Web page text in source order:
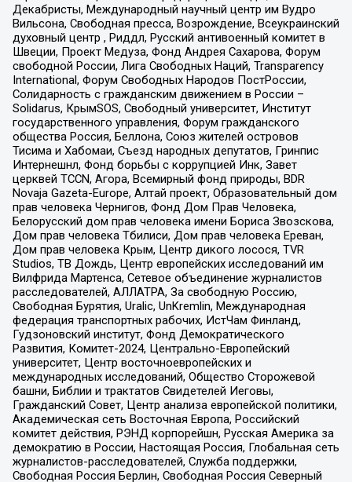
Декабристы, Международный научный центр им Вудро
Вильсона, Свободная пресса, Возрождение, Всеукраинский
духовный центр , Риддл, Русский антивоенный комитет в
Швеции, Проект Медуза, Фонд Андрея Сахарова, Форум
свободной России, Лига Свободных Наций, Transparеncy
International, Форум Свободных Народов ПостРоссии,
Солидарность с гражданским движением в России –
Solidarus, КрымSOS, Свободный университет, Институт
государственного управления, Форум гражданского
общества Россия, Беллона, Союз жителей островов
Тисима и Хабомаи, Съезд народных депутатов, Гринпис
Интернешнл, Фонд борьбы с коррупцией Инк, Завет
церквей TCCN, Агора, Всемирный фонд природы, BDR
Novaja Gazeta-Europe, Алтай проект, Образовательный дом
прав человека Чернигов, Фонд Дом Прав Человека,
Белорусский дом прав человека имени Бориса Звозскова,
Дом прав человека Тбилиси, Дом прав человека Ереван,
Дом прав человека Крым, Центр дикого лосося, TVR
Studios, ТВ Дождь, Центр европейских исследований им
Вилфрида Мартенса, Сетевое объединение журналистов
расследователей, АЛЛАТРА, За свободную Россию,
Свободная Бурятия, Uralic, UnKremlin, Международная
федерация транспортных рабочих, ИстЧам Финланд,
Гудзоновский институт, Фонд Демократического
Развития, Комитет-2024, Центрально-Европейский
университет, Центр восточноевропейских и
международных исследований, Общество Сторожевой
башни, Библии и трактатов Свидетелей Иеговы,
Гражданский Совет, Центр анализа европейской политики,
Академическая сеть Восточная Европа, Российский
комитет действия, РЭНД корпорейшн, Русская Америка за
демократию в России, Настоящая Россия, Глобальная сеть
журналистов-расследователей, Служба поддержки,
Свободная Россия Берлин, Свободная Россия Северный